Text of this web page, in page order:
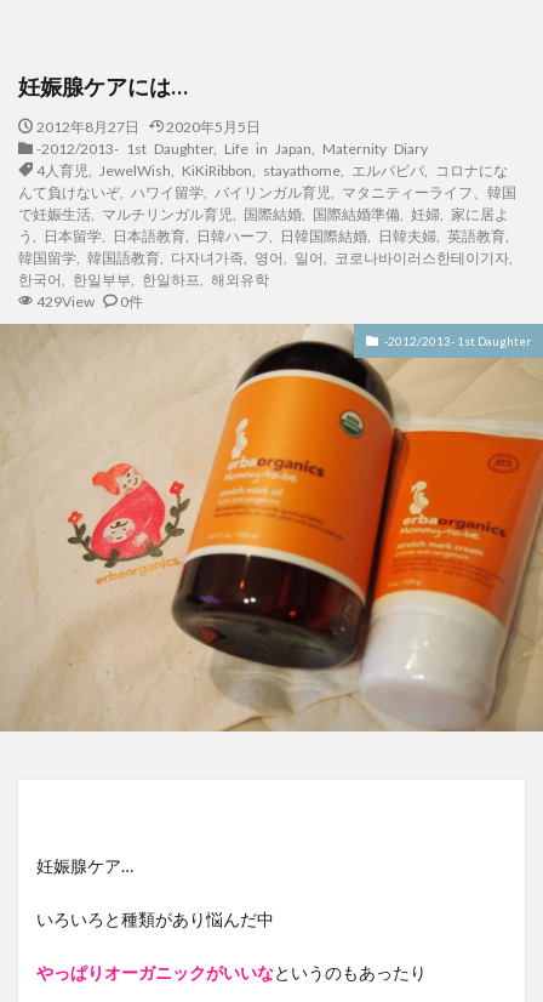
妊娠腺ケアには…
2012年8月27日
2020年5月5日
-2012/2013- 1st Daughter, Life in Japan
Maternity Diary
4人育児
JewelWish KiKiRibbon stayathome, エルバビバ,
コロナにな
んて負けないぞ
ハワイ留学 バイリンガル育児
マタニティーライフ、韓国
で妊娠生活
マルチリンガル育児 国際結婚 国際結婚準備 妊婦
家に居よ
う
日本留学 日本語教育 日韓ハーフ 日韓国際結婚 日韓夫婦 英語教育
韓国留学
韓国語教育 다자녀가족 영어 일어 코로나바이러스한테이기자
한국어
한일부부 한일하프
해외유학
429View
0件
-2012/2013- 1st Daughter
妊娠腺ケア…
いろいろと種類があり悩んだ中
やっぱりオーガニックがいいなというのもあったり